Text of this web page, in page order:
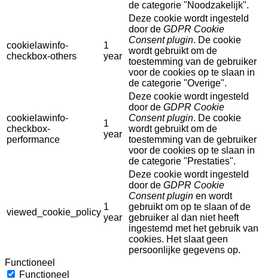
de categorie "Noodzakelijk".
cookielawinfo-
checkbox-others
1
year
Deze cookie wordt ingesteld
door de GDPR Cookie
Consent plugin. De cookie
wordt gebruikt om de
toestemming van de gebruiker
voor de cookies op te slaan in
de categorie "Overige".
cookielawinfo-
checkbox-
performance
1
year
Deze cookie wordt ingesteld
door de GDPR Cookie
Consent plugin. De cookie
wordt gebruikt om de
toestemming van de gebruiker
voor de cookies op te slaan in
de categorie "Prestaties".
viewed_cookie_policy
1
year
Deze cookie wordt ingesteld
door de GDPR Cookie
Consent plugin en wordt
gebruikt om op te slaan of de
gebruiker al dan niet heeft
ingestemd met het gebruik van
cookies. Het slaat geen
persoonlijke gegevens op.
Functioneel
Functioneel